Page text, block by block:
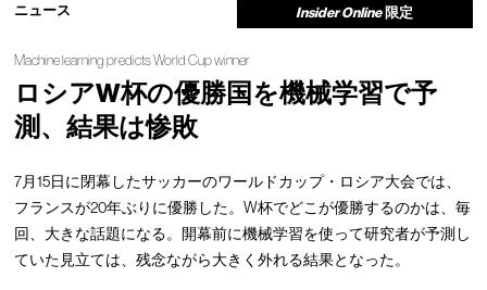
ニュース Insider Online 限定
Machine learning predicts World Cup winner
ロシアW杯の優勝国を機械学習で予
測、結果は惨敗
7月15日に閉幕したサッカーのワールドカップ・ロシア大会では、
フランスが20年ぶりに優勝した。W杯でどこが優勝するのかは、毎
回、大きな話題になる。開幕前に機械学習を使って研究者が予測し
ていた見立ては、残念ながら大きく外れる結果となった。